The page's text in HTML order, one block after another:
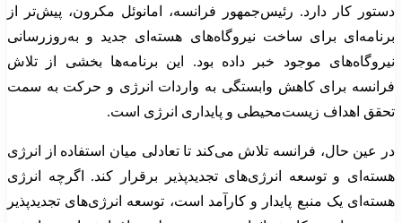
دستور کار دارد. رئیس‌جمهور فرانسه، امانوئل مکرون، پیش‌تر از
برنامه‌ای برای ساخت نیروگاه‌های هسته‌ای جدید و به‌روزرسانی
نیروگاه‌های موجود خبر داده بود. این برنامه‌ها بخشی از تلاش
فرانسه برای کاهش وابستگی به واردات انرژی و حرکت به سمت
تحقق اهداف زیست‌محیطی و پایداری انرژی است.
در عین حال، فرانسه تلاش می‌کند تا تعادلی میان استفاده از انرژی
هسته‌ای و توسعه انرژی‌های تجدیدپذیر برقرار کند. اگرچه انرژی
هسته‌ای یک منبع پایدار و کارآمد است، توسعه انرژی‌های تجدیدپذیر